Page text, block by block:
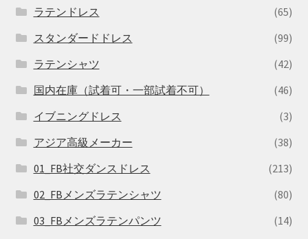
ラテンドレス
(65)
スタンダードドレス
(99)
ラテンシャツ
(42)
国内在庫（試着可・一部試着不可）
(46)
イブニングドレス
(3)
アジア高級メーカー
(38)
01_FB社交ダンスドレス
(213)
02_FBメンズラテンシャツ
(80)
03_FBメンズラテンパンツ
(14)